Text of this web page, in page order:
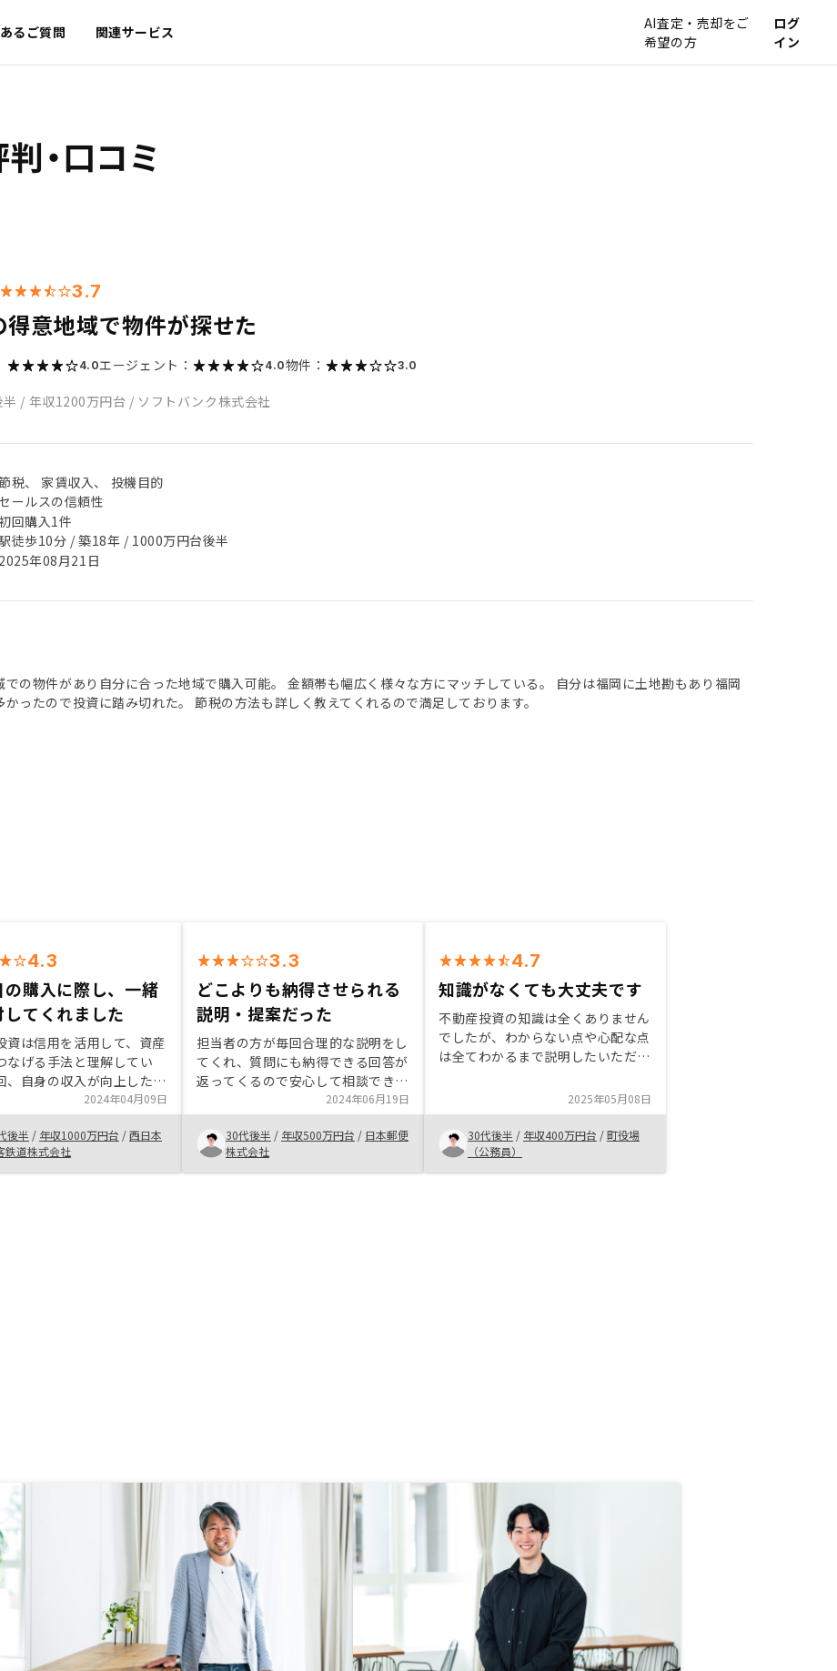
るご質問 関連サービス
AI査定・売却をご
希望の方
ログ
イン
・口コミ
3.7
得意地域で物件が探せた
4.0エージェント： 4.0物件： 3.0
/ 年収1200万円台 / ソフトバンク株式会社
税、 家賃収入、 投機目的
ールスの信頼性
回購入1件
徒歩10分 / 築18年 / 1000万円台後半
2025年08月21日
での物件があり自分に合った地域で購入可能。 金額帯も幅広く様々な方にマッチしている。 自分は福岡に土地勘もあり福岡
かったので投資に踏み切れた。 節税の方法も詳しく教えてくれるので満足しております。
4.3
の購入に際し、一緒
してくれました
資は信用を活用して、資産
なげる手法と理解してい
、自身の収入が向上したこ
に、RENOSY担当者と検討
人の状況踏まえ、今回の
将来の出口策まで含めて一
てくれる姿勢が良かったと
りの状況や担当者自身の考
2024年04月09日
後半 / 年収1000万円台 /西日本
鉄道株式会社
3.3
どこよりも納得させられる
説明・提案だった
担当者の方が毎回合理的な説明をし
てくれ、質問にも納得できる回答が
返ってくるので安心して相談できて
います。また本業で他の金融商品を
取り扱っている立場からして、
RENOSYがサービスの完成度として
高いと思います。
2024年06月19日
30代後半 / 年収500万円台 / 日本郵便
株式会社
4.7
知識がなくても大丈夫です
不動産投資の知識は全くありません
でしたが、わからない点や心配な点
は全てわかるまで説明したいただく
ることができました。リスク等も隠
さず、しっかり説明したいただけた
のが良かったと思います。
2025年05月08日
30代後半 / 年収400万円台 /町役場
（公務員）